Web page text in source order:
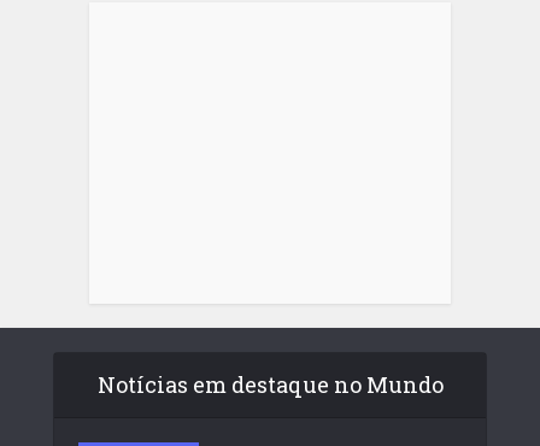
Notícias em destaque no Mundo